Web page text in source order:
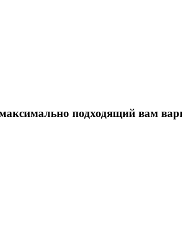
подходящий вам